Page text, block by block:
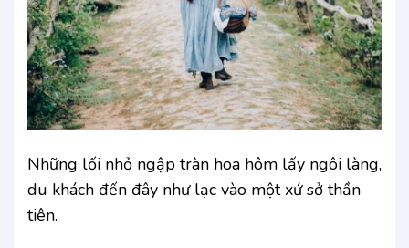
Những lối nhỏ ngập tràn hoa hôm lấy ngôi làng,
du khách đến đây như lạc vào một xứ sở thần
tiên.